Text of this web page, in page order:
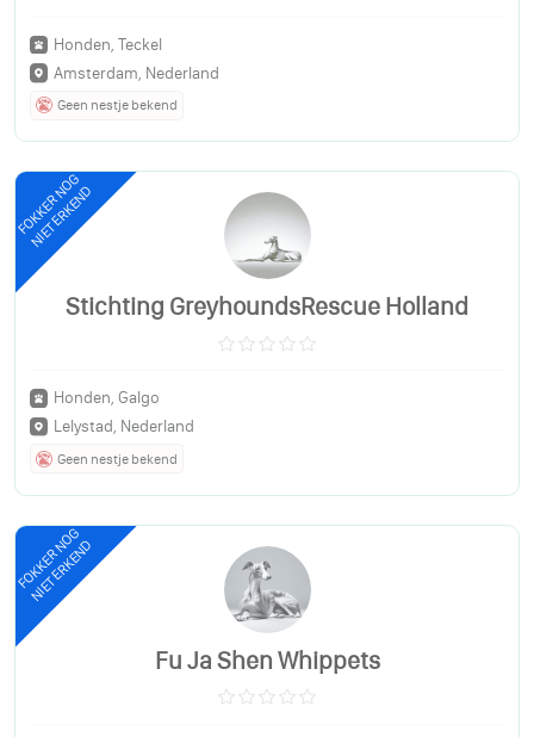
Honden, Teckel
Amsterdam, Nederland
Geen nestje bekend
FOKKER NOG
NIET ERKEND
Stichting GreyhoundsRescue Holland
Honden, Galgo
Lelystad, Nederland
Geen nestje bekend
FOKKER NOG
NIET ERKEND
Fu Ja Shen Whippets